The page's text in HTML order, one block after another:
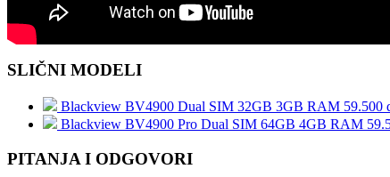
SLIČNI MODELI
Blackview BV4900 Dual SIM 32GB 3GB RAM 59.500
Blackview BV4900 Pro Dual SIM 64GB 4GB RAM
PITANJA I ODGOVORI